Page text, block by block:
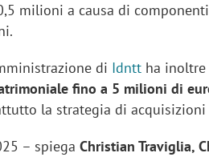
milioni a causa di
di Idntt ha
fino a 5 milioni di
la strategia di
– spiega Christian Traviglia,